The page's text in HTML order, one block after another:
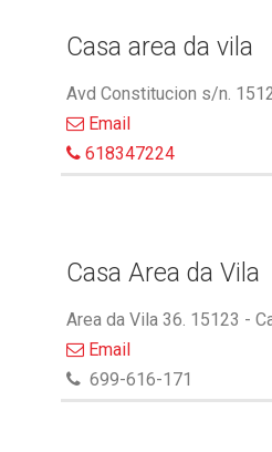
Casa area da vila
Avd Constitucion s/n.
Email
618347224
Casa Area da Vila
Area da Vila 36. 15123 -
Email
699-616-171